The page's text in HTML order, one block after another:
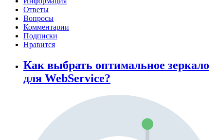
Ответы
Вопросы
Комментарии
Подписки
Нравится
Как выбрать оптимальное зеркало
для WebService?